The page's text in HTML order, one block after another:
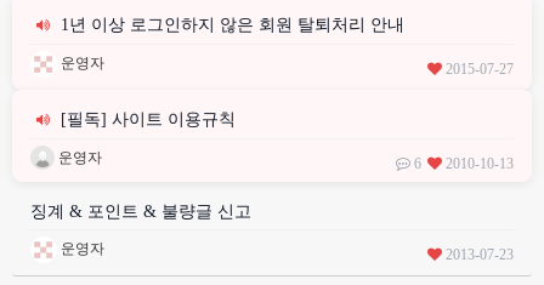
1년 이상 로그인하지 않은 회원 탈퇴처리 안내
운영자 2015-07-27
[필독] 사이트 이용규칙
운영자 6 2010-10-13
징계 & 포인트 & 불량글 신고
운영자 2013-07-23